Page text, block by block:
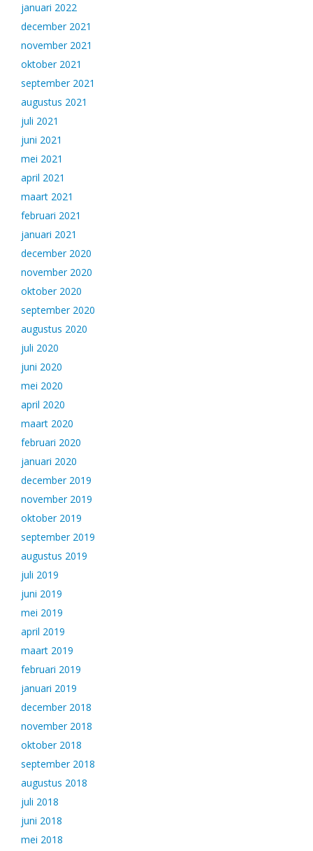
januari 2022
december 2021
november 2021
oktober 2021
september 2021
augustus 2021
juli 2021
juni 2021
mei 2021
april 2021
maart 2021
februari 2021
januari 2021
december 2020
november 2020
oktober 2020
september 2020
augustus 2020
juli 2020
juni 2020
mei 2020
april 2020
maart 2020
februari 2020
januari 2020
december 2019
november 2019
oktober 2019
september 2019
augustus 2019
juli 2019
juni 2019
mei 2019
april 2019
maart 2019
februari 2019
januari 2019
december 2018
november 2018
oktober 2018
september 2018
augustus 2018
juli 2018
juni 2018
mei 2018